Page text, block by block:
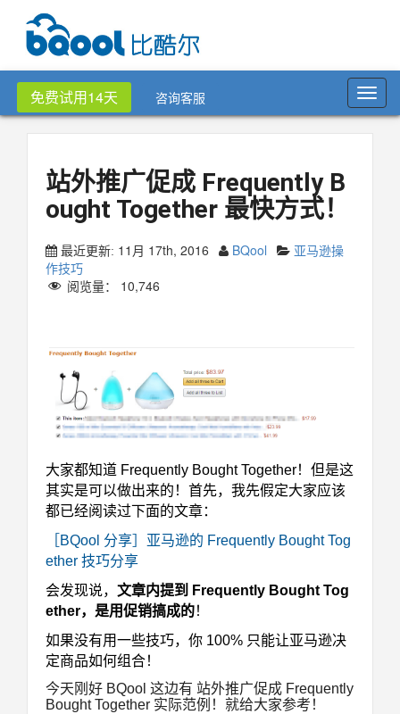
免费试用14天 咨询客服
站外推广促成 Frequently B
ought Together 最快方式！
最近更新: 11月 17th, 2016 BQool
亚马逊操
作技巧
阅览量： 10,746
大家都知道 Frequently Bought Together！但是这
其实是可以做出来的！ 首先，我先假定大家应该
都已经阅读过下面的文章：
［BQool 分享］亚马逊的 Frequently Bought Tog
ether 技巧分享
会发现说， 文章内提到 Frequently Bought Tog
ether，是用促销搞成的！
如果没有用一些技巧，你 100% 只能让亚马逊决
定商品如何组合！
今天刚好 BQool 这边有 站外推广促成 Frequently
Bought Together 实际范例！就给大家参考！